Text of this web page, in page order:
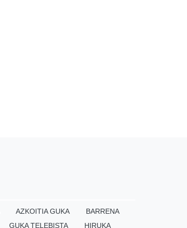
AZKOITIA GUKA
BARRENA
GUKA TELEBISTA HIRUKA